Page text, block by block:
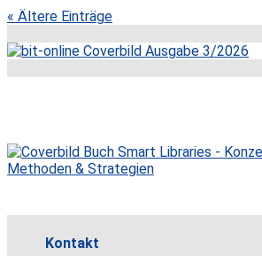
« Ältere Einträge
Kontakt